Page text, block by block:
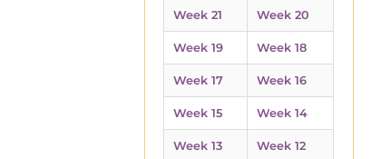
Week 21 Week 20
Week 19 Week 18
Week 17 Week 16
Week 15 Week 14
Week 13 Week 12